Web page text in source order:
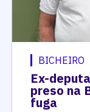
BICHEIRO
Ex-
preso na
fuga